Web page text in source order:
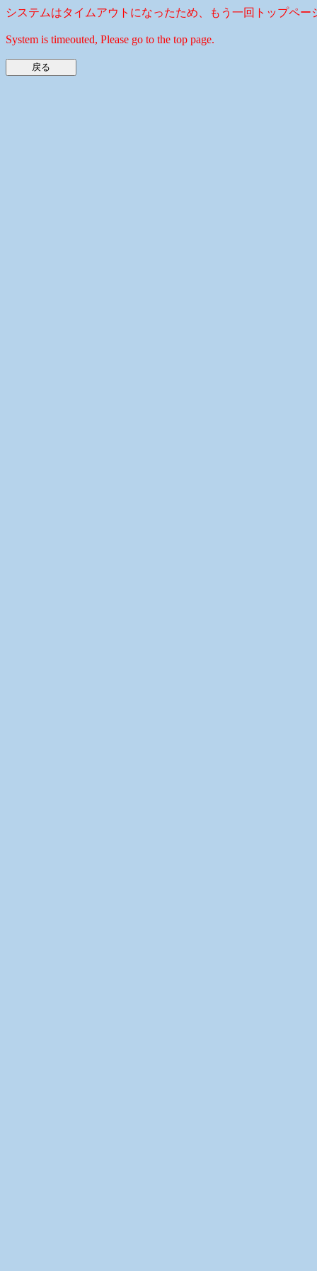
システムはタイムアウトになったため、もう一回トップペー
System is timeouted, Please go to the top page.